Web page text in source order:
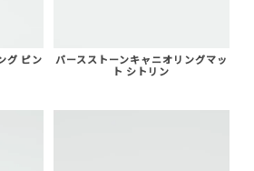
グ ピン
バースストーンキャニオリングマッ
ト シトリン